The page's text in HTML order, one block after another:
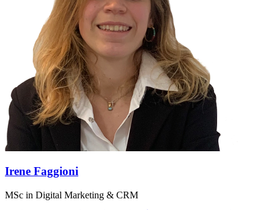
Irene Faggioni
MSc in Digital Marketing & CRM